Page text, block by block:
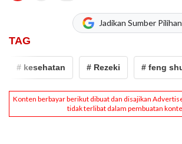
Jadikan Sumber Pilihan
TAG
# kesehatan # Rezeki # feng shui